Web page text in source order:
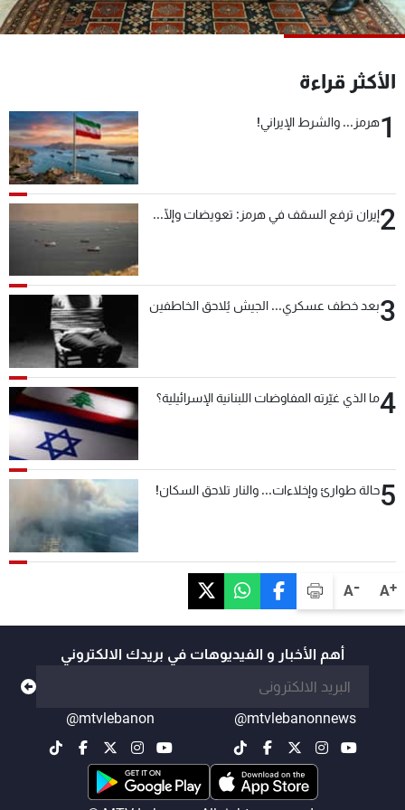
A+
A-
الأكثر قراءة
1هرمز... والشرط الإيراني!
2إيران ترفع السقف في هرمز: تعويضات وإلّا...
3بعد خطف عسكري... الجيش يُلاحق الخاطفين
4ما الذي غيّرته المفاوضات اللبنانية الإسرائيلية؟
5حالة طوارئ وإخلاءات... والنار تلاحق السكان!
أهم الأخبار و الفيديوهات في بريدك الالكتروني
@mtvlebanonnews
@mtvlebanon
شاهد البرامج
الإنـتـاج
لاعلاناتكم
شروط الإسـتخدام
سياسة الخصوصية